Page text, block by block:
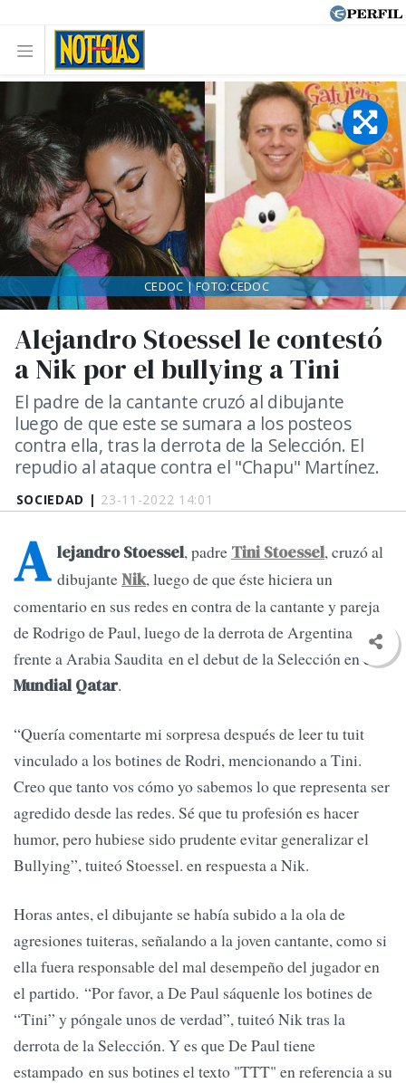
SOCIEDAD | 23-11-2022 14:01
Alejandro Stoessel le contestó
a Nik por el bullying a Tini
El padre de la cantante cruzó al dibujante
luego de que este se sumara a los posteos
contra ella, tras la derrota de la Selección. El
repudio al ataque contra el "Chapu" Martínez.
CEDOC | FOTO:CEDOC
A lejandro Stoessel, padre Tini Stoessel, cruzó al
dibujante Nik, luego de que éste hiciera un
comentario en sus redes en contra de la cantante y pareja
de Rodrigo de Paul, luego de la derrota de Argentina
frente a Arabia Saudita en el debut de la Selección en el
Mundial Qatar.
“Quería comentarte mi sorpresa después de leer tu tuit
vinculado a los botines de Rodri, mencionando a Tini.
Creo que tanto vos cómo yo sabemos lo que representa ser
agredido desde las redes. Sé que tu profesión es hacer
humor, pero hubiese sido prudente evitar generalizar el
Bullying”, tuiteó Stoessel. en respuesta a Nik.
Horas antes, el dibujante se había subido a la ola de
agresiones tuiteras, señalando a la joven cantante, como si
ella fuera responsable del mal desempeño del jugador en
el partido. “Por favor, a De Paul sáquenle los botines de
“Tini” y póngale unos de verdad”, tuiteó Nik tras la
derrota de la Selección. Y es que De Paul tiene
estampado en sus botines el texto "TTT" en referencia a su